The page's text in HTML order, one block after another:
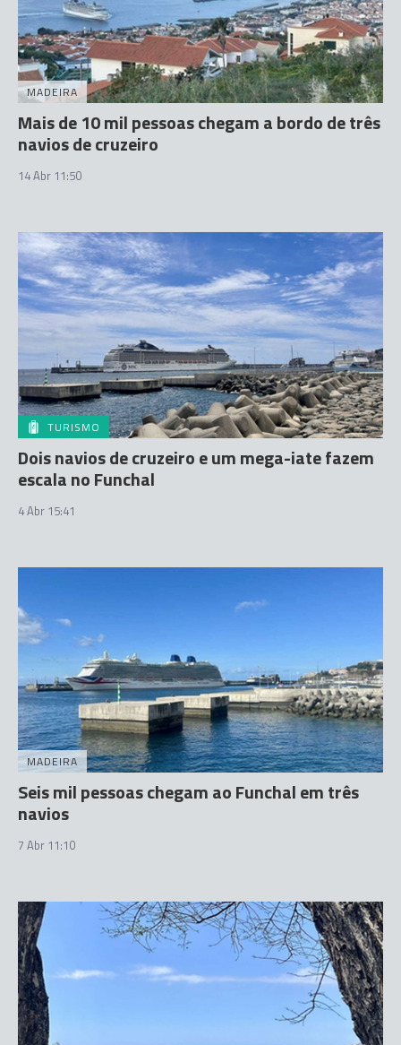
MADEIRA
Mais de 10 mil pessoas chegam a bordo de três
navios de cruzeiro
14 Abr 11:50
TURISMO
Dois navios de cruzeiro e um mega-iate fazem
escala no Funchal
4 Abr 15:41
MADEIRA
Seis mil pessoas chegam ao Funchal em três
navios
7 Abr 11:10